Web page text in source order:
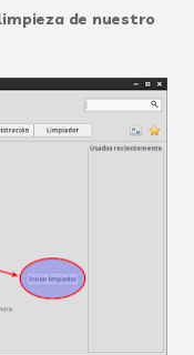
de nuestro